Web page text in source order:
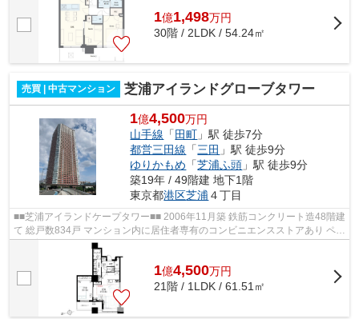
1億1,498万円
30階 / 2LDK / 54.24㎡
売買 | 中古マンション 芝浦アイランドグローブタワー
1億4,500万円
山手線 「 田町 」駅 徒歩7分
都営三田線 「三田 」駅 徒歩9分
ゆりかもめ 「芝浦ふ頭 」駅 徒歩9分
築19年 / 49階建 地下1階
東京都港区芝浦 ４丁目
■■芝浦アイランドケープタワー■■ 2006年11月築 鉄筋コンクリート造48階建
て 総戸数834戸 マンション内に居住者専有のコンビニエンスストアあり ペッ
ト飼育可能 レンタサイクルあり ...
1億4,500万円
21階 / 1LDK / 61.51㎡